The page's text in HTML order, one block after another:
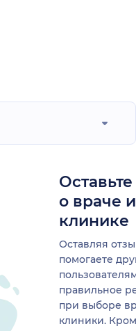
о враче
клинике
Оставляя
помогаете
правильное
при выборе
клиники.